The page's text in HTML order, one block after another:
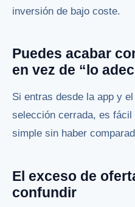
inversión de bajo coste.
Puedes acabar
en vez de “lo
Si entras desde la app y
selección cerrada, es
simple sin haber
El exceso de
confundir